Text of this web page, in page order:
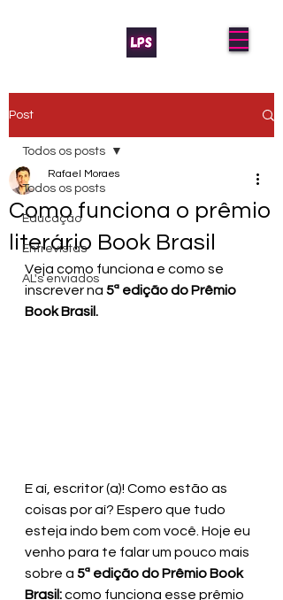
Post
Todos os posts
Educação
Entrevistas
AL's enviados
Todos os posts
Como funciona o prêmio
literário Book Brasil
Rafael Moraes
Veja como funciona e como se
inscrever na 5ª edição do Prêmio
Book Brasil.
E aí, escritor (a)! Como estão as
coisas por aí? Espero que tudo
esteja indo bem com você. Hoje eu
venho para te falar um pouco mais
sobre a 5ª edição do Prêmio Book
Brasil: como funciona esse prêmio